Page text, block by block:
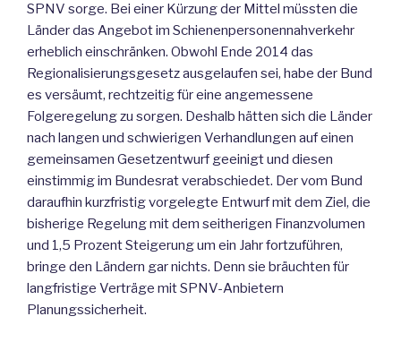
SPNV sorge. Bei einer Kürzung der Mittel müssten die
Länder das Angebot im Schienenpersonennahverkehr
erheblich einschränken. Obwohl Ende 2014 das
Regionalisierungsgesetz ausgelaufen sei, habe der Bund
es versäumt, rechtzeitig für eine angemessene
Folgeregelung zu sorgen. Deshalb hätten sich die Länder
nach langen und schwierigen Verhandlungen auf einen
gemeinsamen Gesetzentwurf geeinigt und diesen
einstimmig im Bundesrat verabschiedet. Der vom Bund
daraufhin kurzfristig vorgelegte Entwurf mit dem Ziel, die
bisherige Regelung mit dem seitherigen Finanzvolumen
und 1,5 Prozent Steigerung um ein Jahr fortzuführen,
bringe den Ländern gar nichts. Denn sie bräuchten für
langfristige Verträge mit SPNV-Anbietern
Planungssicherheit.